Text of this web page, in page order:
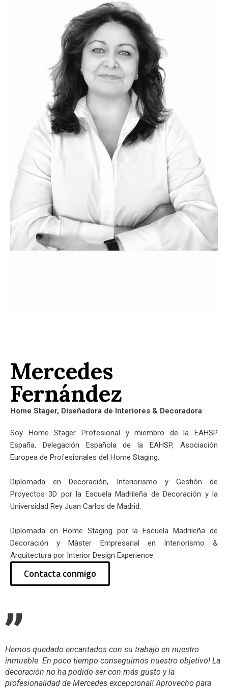
Mercedes
Fernández
Home Stager, Diseñadora de Interiores & Decoradora
Soy Home Stager Profesional y miembro de la EAHSP
España, Delegación Española de la EAHSP, Asociación
Europea de Profesionales del Home Staging.
Diplomada en Decoración, Interiorismo y Gestión de
Proyectos 3D por la Escuela Madrileña de Decoración y la
Universidad Rey Juan Carlos de Madrid.
Diplomada en Home Staging por la Escuela Madrileña de
Decoración y Máster Empresarial en Interiorismo &
Arquitectura por Interior Design Experience.
Contacta conmigo
Hemos quedado encantados con su trabajo en nuestro
inmueble. En poco tiempo conseguimos nuestro objetivo! La
decoración no ha podido ser con más gusto y la
profesionalidad de Mercedes excepcional! Aprovecho para